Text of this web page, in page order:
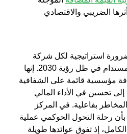
الضريبي والاقتصادي
استراتيجية لكل شركة
سعودية تسعى إلى النمو المستدام في ظل رؤية 2030. إنها
مؤسسية قائمة على الشفافية
إلى تحسين في الأداء المالي
بفاعلية. في المركز
بأن رحلة التحول الحوكمي عملية
إذ تفوق عوائدها طويلة